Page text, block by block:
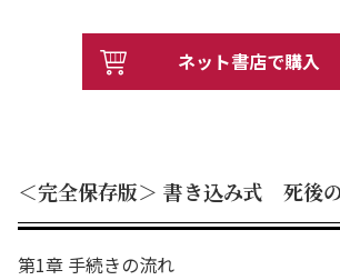
ネット書店で購入
＜完全保存版＞ 書き込み式 死後
第1章 手続きの流れ